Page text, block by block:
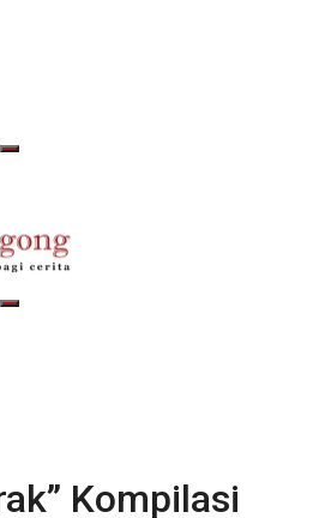
Kompilasi